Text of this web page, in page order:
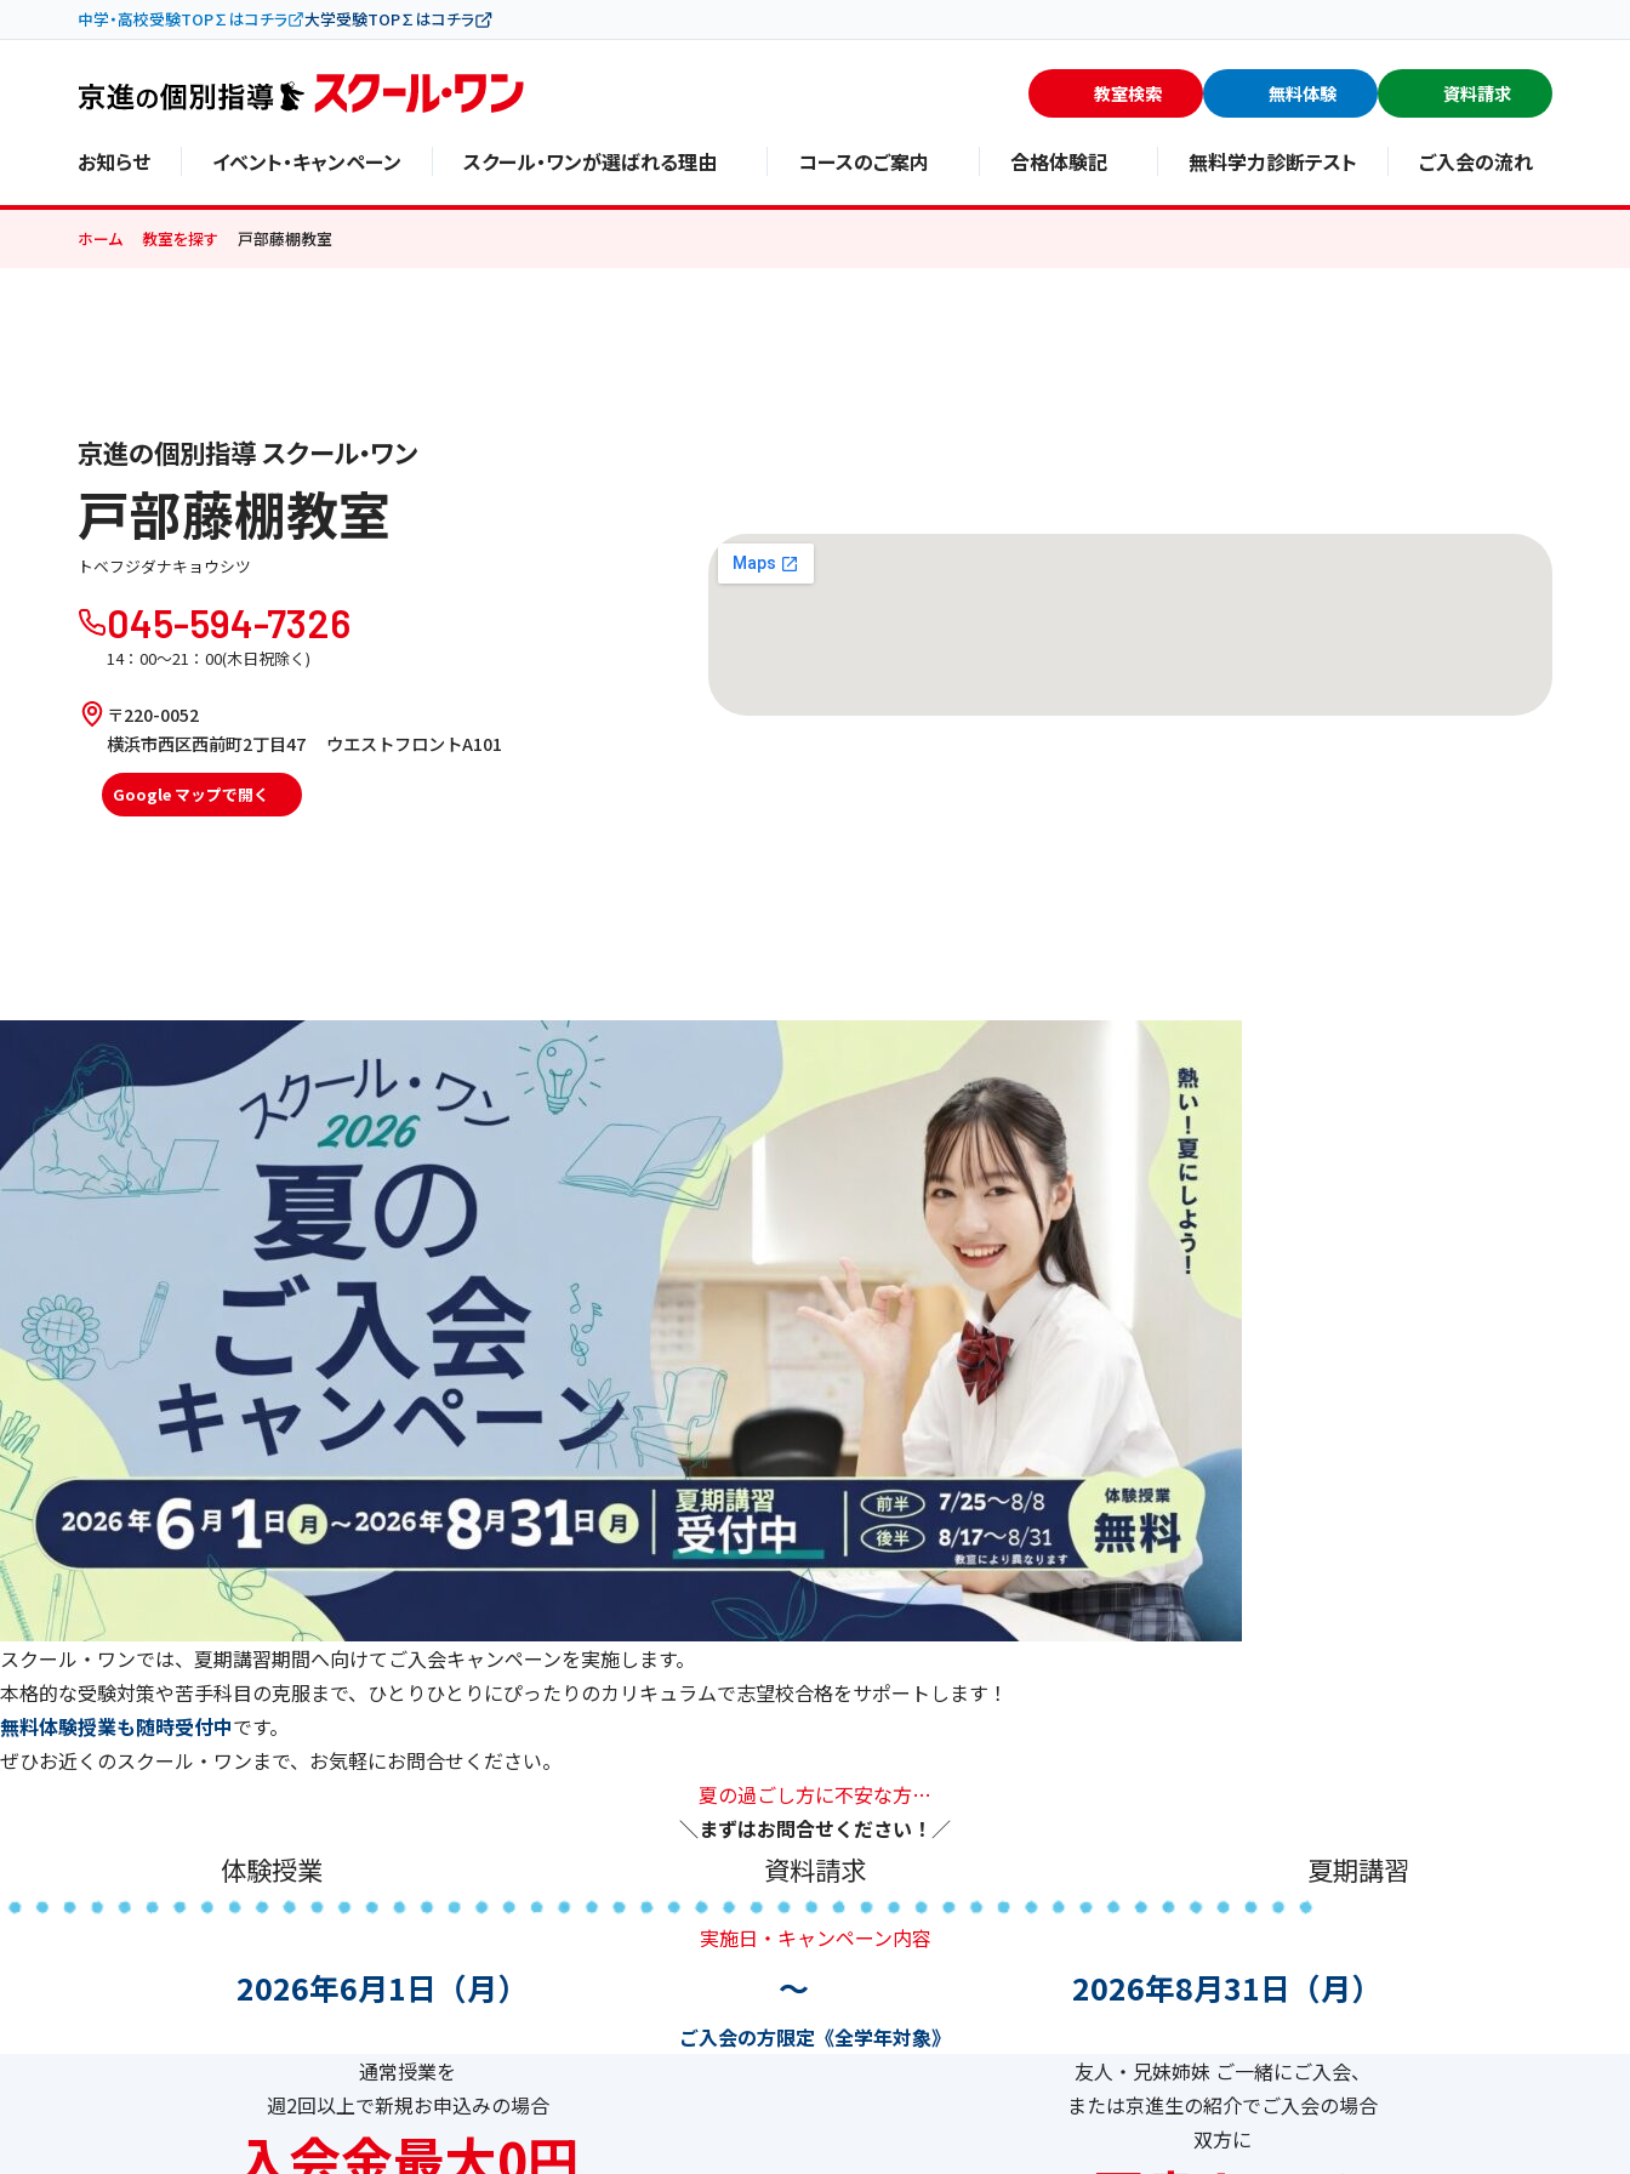
中学・高校受験TOP∑はコチラ 大学受験TOP∑はコチラ
教室検索 無料体験 資料請求
お知らせ イベント・キャンペーン スクール・ワンが選ばれる理由 コースのご案内 合格体験記 無料学力診断テスト ご入会の流れ
ホーム 教室を探す 戸部藤棚教室
京進の個別指導 スクール・ワン
戸部藤棚教室
トベフジダナキョウシツ
045-594-7326
14：00～21：00(木日祝除く)
〒220-0052
横浜市西区西前町2丁目47 ウエストフロントA101
Google マップで開く
スクール・ワンでは、夏期講習期間へ向けてご入会キャンペーンを実施します。
本格的な受験対策や苦手科目の克服まで、ひとりひとりにぴったりのカリキュラムで志望校合格をサポートします！
無料体験授業も随時受付中です。
ぜひお近くのスクール・ワンまで、お気軽にお問合せください。
夏の過ごし方に不安な方…
＼まずはお問合せください！ ／
体験授業 資料請求 夏期講習
実施日・キャンペーン内容
2026年6月1日（月） ～ 2026年8月31日（月）
ご入会の方限定《全学年対象》
通常授業を
週2回以上で新規お申込みの場合
入会金最大0円
友人・兄妹姉妹 ご一緒にご入会、
または京進生の紹介でご入会の場合
双方に